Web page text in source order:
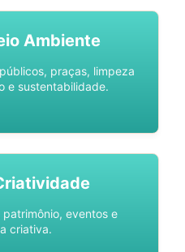
Ambiente
praças, limpeza
e sustentabilidade.
eventos e
criativa.